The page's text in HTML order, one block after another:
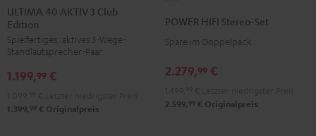
40
AKTIV
3
Club
Edition
40
AKTIV
3
Club
Edition
ULTIMA 40 AKTIV 3 Club
Edition
Spielfertiges, aktives 3-Wege-
Standlautsprecher-Paar
1.199,99 €
1.399, 99 € Originalpreis
Stereo-
Set
POWER HIFI Stereo-Set
Spare im Doppelpack
2.279,99 €
2.599, 99 € Originalpreis